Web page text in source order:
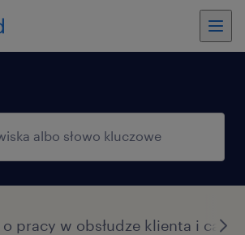
o pracy w obsłudze klienta i call